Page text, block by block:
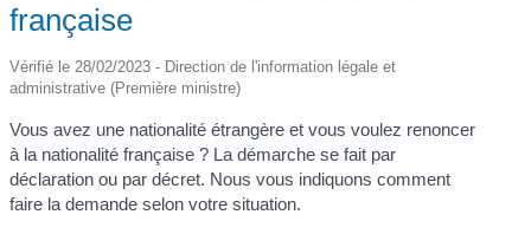
française
Vérifié le 28/02/2023 - Direction de l'information légale et
administrative (Première ministre)
Vous avez une nationalité étrangère et vous voulez renoncer
à la nationalité française ? La démarche se fait par
déclaration ou par décret. Nous vous indiquons comment
faire la demande selon votre situation.